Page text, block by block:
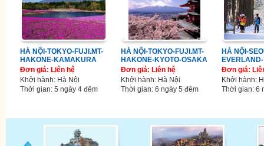
HÀ NỘI-TOKYO-FUJI.MT-
HAKONE-KAMAKURA
Đơn giá: Liên hệ
Khởi hành: Hà Nội
Thời gian: 5 ngày 4 đêm
HÀ NỘI-TOKYO-FUJI.MT-
HAKONE-KYOTO-OSAKA
Đơn giá: Liên hệ
Khởi hành: Hà Nội
Thời gian: 6 ngày 5 đêm
HÀ NỘI-
Đơn giá:
Khởi hành:
Thời gian: 6